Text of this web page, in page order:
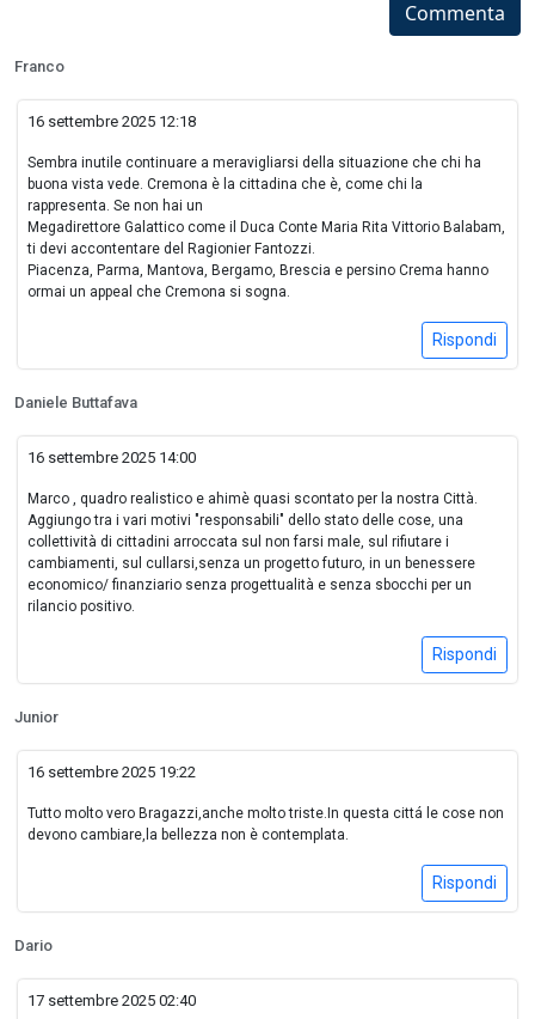
Commenta
Franco
16 settembre 2025 12:18
Sembra inutile continuare a meravigliarsi della situazione che chi ha
buona vista vede. Cremona è la cittadina che è, come chi la
rappresenta. Se non hai un
Megadirettore Galattico come il Duca Conte Maria Rita Vittorio Balabam,
ti devi accontentare del Ragionier Fantozzi.
Piacenza, Parma, Mantova, Bergamo, Brescia e persino Crema hanno
ormai un appeal che Cremona si sogna.
Rispondi
Daniele Buttafava
16 settembre 2025 14:00
Marco , quadro realistico e ahimè quasi scontato per la nostra Città.
Aggiungo tra i vari motivi "responsabili" dello stato delle cose, una
collettività di cittadini arroccata sul non farsi male, sul rifiutare i
cambiamenti, sul cullarsi,senza un progetto futuro, in un benessere
economico/ finanziario senza progettualità e senza sbocchi per un
rilancio positivo.
Rispondi
Junior
16 settembre 2025 19:22
Tutto molto vero Bragazzi,anche molto triste.In questa cittá le cose non
devono cambiare,la bellezza non è contemplata.
Rispondi
Dario
17 settembre 2025 02:40